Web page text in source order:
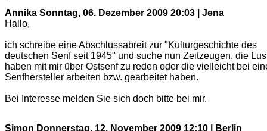
Annika Sonntag, 06. Dezember 2009 20:03 | Jena
Hallo,
ich schreibe eine Abschlussabreit zur "Kulturgeschichte des
deutschen Senf seit 1945" und suche nun Zeitzeugen, die
haben mit mir über Ostsenf zu reden oder die vielleicht bei
Senfhersteller arbeiten bzw. gearbeitet haben.
Bei Interesse melden Sie sich doch bitte bei mir.
Simon Donnerstag, 12. November 2009 12:10 | Berlin